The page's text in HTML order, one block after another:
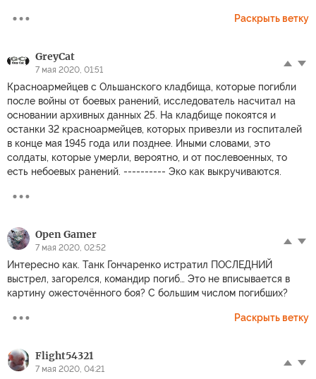
Раскрыть ветку
GreyCat
7 мая 2020, 01:51
Красноармейцев с Ольшанского кладбища, которые погибли
после войны от боевых ранений, исследователь насчитал на
основании архивных данных 25. На кладбище покоятся и
останки 32 красноармейцев, которых привезли из госпиталей
в конце мая 1945 года или позднее. Иными словами, это
солдаты, которые умерли, вероятно, и от послевоенных, то
есть небоевых ранений. ---------- Эко как выкручиваются.
Open Gamer
7 мая 2020, 02:52
Интересно как. Танк Гончаренко истратил ПОСЛЕДНИЙ
выстрел, загорелся, командир погиб… Это не вписывается в
картину ожесточённого боя? С большим числом погибших?
Раскрыть ветку
Flight54321
7 мая 2020, 04:21